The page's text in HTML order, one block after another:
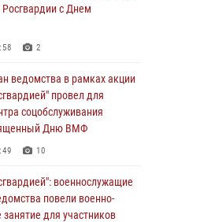
в грабеже
участие в митинге в
десантных войск
8
задержали
дежурной службы войск
с Днем
2
ведомства в рамках акции
провел для
соцобслуживания
Дню ВМФ
10
военнослужащие
повели военно-
занятие для участников